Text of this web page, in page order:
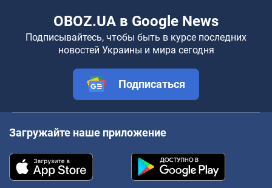
OBOZ.UA в Google News
Подписывайтесь, чтобы быть в курсе последних
новостей Украины и мира сегодня
Подписаться
Загружайте наше приложение